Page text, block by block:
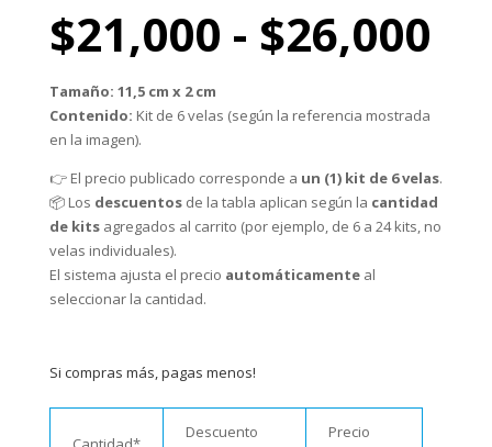
$21,000 - $26,000de
Tamaño: 11,5 cm x 2 cm
Contenido: Kit de 6 velas (según la referencia mostrada
en la imagen).
👉 El precio publicado corresponde a un (1) kit de 6 velas.
📦 Los descuentosde la tabla aplican según la cantidad
de kitsagregados al carrito (por ejemplo, de 6 a 24 kits, no
velas individuales).
El sistema ajusta el precio automáticamenteal
seleccionar la cantidad.
Si compras más, pagas menos!
Descuento
Precio